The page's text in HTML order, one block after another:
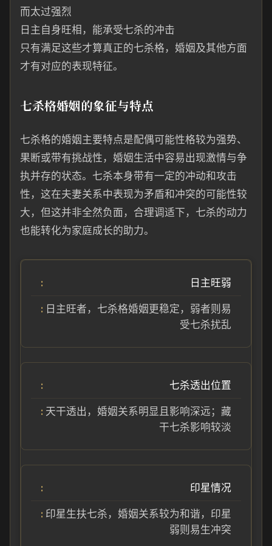
而太过强烈
日主自身旺相，能承受七杀的冲击
只有满足这些才算真正的七杀格，婚姻及其他方面
才有对应的表现特征。
七杀格婚姻的象征与特点
七杀格的婚姻主要特点是配偶可能性格较为强势、
果断或带有挑战性，婚姻生活中容易出现激情与争
执并存的状态。七杀本身带有一定的冲动和攻击
性，这在夫妻关系中表现为矛盾和冲突的可能性较
大，但这并非全然负面，合理调适下，七杀的动力
也能转化为家庭成长的助力。
日主旺弱
日主旺者，七杀格婚姻更稳定，弱者则易
受七杀扰乱
七杀透出位置
天干透出，婚姻关系明显且影响深远；藏
干七杀影响较淡
印星情况
印星生扶七杀，婚姻关系较为和谐，印星
弱则易生冲突